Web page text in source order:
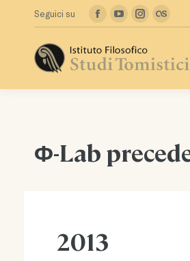
Seguici su
Facebook
opens
in
new
YouTube
opens
new
Instagram
opens
new
Lastfm
opens
in
new
Φ-Lab
2013